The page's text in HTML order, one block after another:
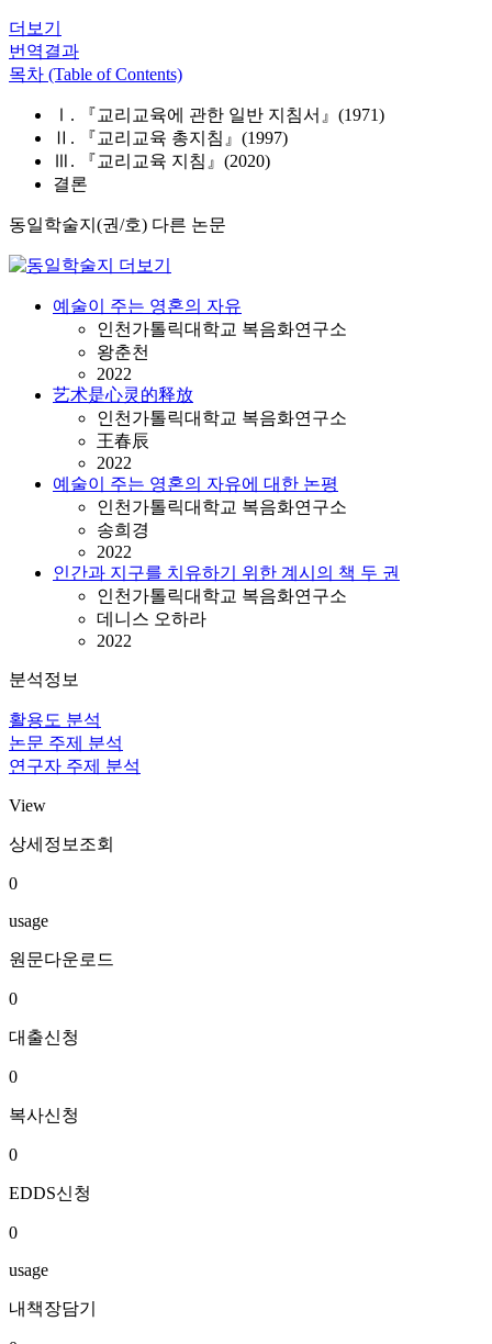
더보기
번역결과
목차 (Table of Contents)
Ⅰ. 『교리교육에 관한 일반 지침서』(1971)
Ⅱ. 『교리교육 총지침』(1997)
Ⅲ. 『교리교육 지침』(2020)
결론
동일학술지(권/호) 다른 논문
예술이 주는 영혼의 자유
인천가톨릭대학교 복음화연구소
왕춘천
2022
艺术是心灵的释放
인천가톨릭대학교 복음화연구소
王春辰
2022
예술이 주는 영혼의 자유에 대한 논평
인천가톨릭대학교 복음화연구소
송희경
2022
인간과 지구를 치유하기 위한 계시의 책 두 권
인천가톨릭대학교 복음화연구소
데니스 오하라
2022
분석정보
활용도 분석
논문 주제 분석
연구자 주제 분석
View
상세정보조회
0
usage
원문다운로드
0
대출신청
0
복사신청
0
EDDS신청
0
usage
내책장담기